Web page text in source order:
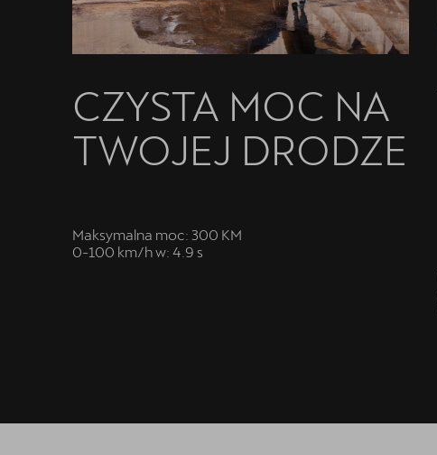
CZYSTA MOC NA
TWOJEJ DRODZE
Maksymalna moc: 300 KM
0-100 km/h w: 4.9 s